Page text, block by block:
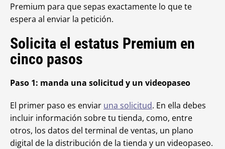
Premium para que sepas exactamente lo que te
espera al enviar la petición.
Solicita el estatus Premium en
cinco pasos
Paso 1: manda una solicitud y un videopaseo
El primer paso es enviar una solicitud. En ella debes
incluir información sobre tu tienda, como, entre
otros, los datos del terminal de ventas, un plano
digital de la distribución de la tienda y un videopaseo.